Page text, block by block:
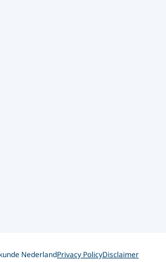
NederlandPrivacy PolicyDisclaimer